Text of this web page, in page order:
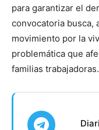
para garantizar el
convocatoria busca,
movimiento por la
problemática que
familias trabajadoras.